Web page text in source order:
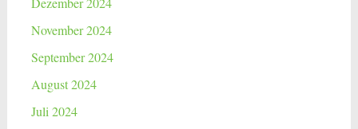
November 2024
September 2024
August 2024
Juli 2024